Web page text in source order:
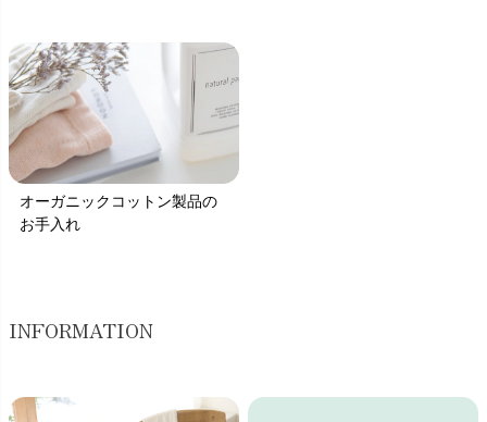
オーガニックコットン製品の
お手入れ
INFORMATION